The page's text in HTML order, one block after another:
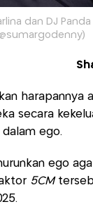
dan DJ
harapannya
secara
ego.
ego
5CM